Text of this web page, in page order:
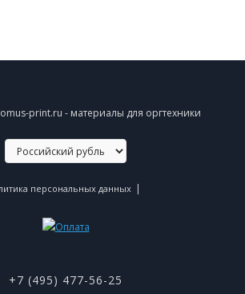
print.ru - материалы для оргтехники
персональных данных |
+7 (495) 477-56-25